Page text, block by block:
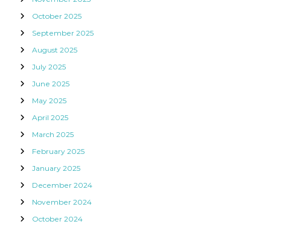
October 2025
September 2025
August 2025
July 2025
June 2025
May 2025
April 2025
March 2025
February 2025
January 2025
December 2024
November 2024
October 2024